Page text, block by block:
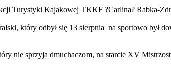
Turystyki Kajakowej TKKF ?Carlina? Rabka-
który odbył się 13 sierpnia na sportowo był
nie sprzyja dmuchaczom, na starcie XV